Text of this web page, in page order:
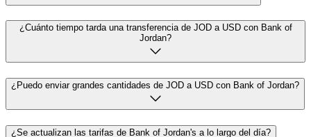
¿Cuánto tiempo tarda una transferencia de JOD a USD con Bank of
Jordan?
¿Puedo enviar grandes cantidades de JOD a USD con Bank of Jordan?
¿Se actualizan las tarifas de Bank of Jordan's a lo largo del día?